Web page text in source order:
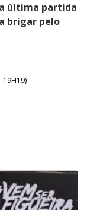
última partida
brigar pelo
19H19)